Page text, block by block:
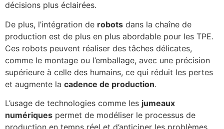
décisions plus éclairées.
De plus, l’intégration de robots dans la chaîne de
production est de plus en plus abordable pour les TPE.
Ces robots peuvent réaliser des tâches délicates,
comme le montage ou l’emballage, avec une précision
supérieure à celle des humains, ce qui réduit les pertes
et augmente la cadence de production.
L’usage de technologies comme les jumeaux
numériques permet de modéliser le processus de
production en temps réel et d’anticiper les problèmes